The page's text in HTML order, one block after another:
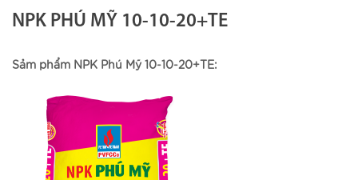
NPK PHÚ MỸ 10-10-20+TE
Sảm phẩm NPK Phú Mỹ 10-10-20+TE: